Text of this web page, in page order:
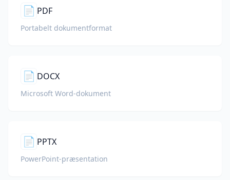
📄 PDF
Portabelt dokumentformat
📄 DOCX
Microsoft Word-dokument
📄 PPTX
PowerPoint-præsentation